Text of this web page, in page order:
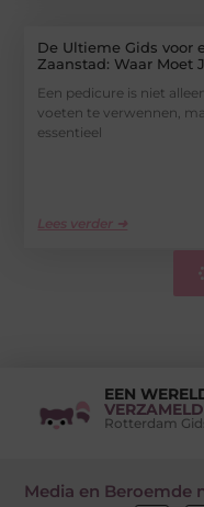
De Ultieme Gids voor
Zaanstad: Waar Moet
Een pedicure is niet
voeten te verwennen,
essentieel
Lees verder ➜
EEN
Rotterdam
Media en Beroemde